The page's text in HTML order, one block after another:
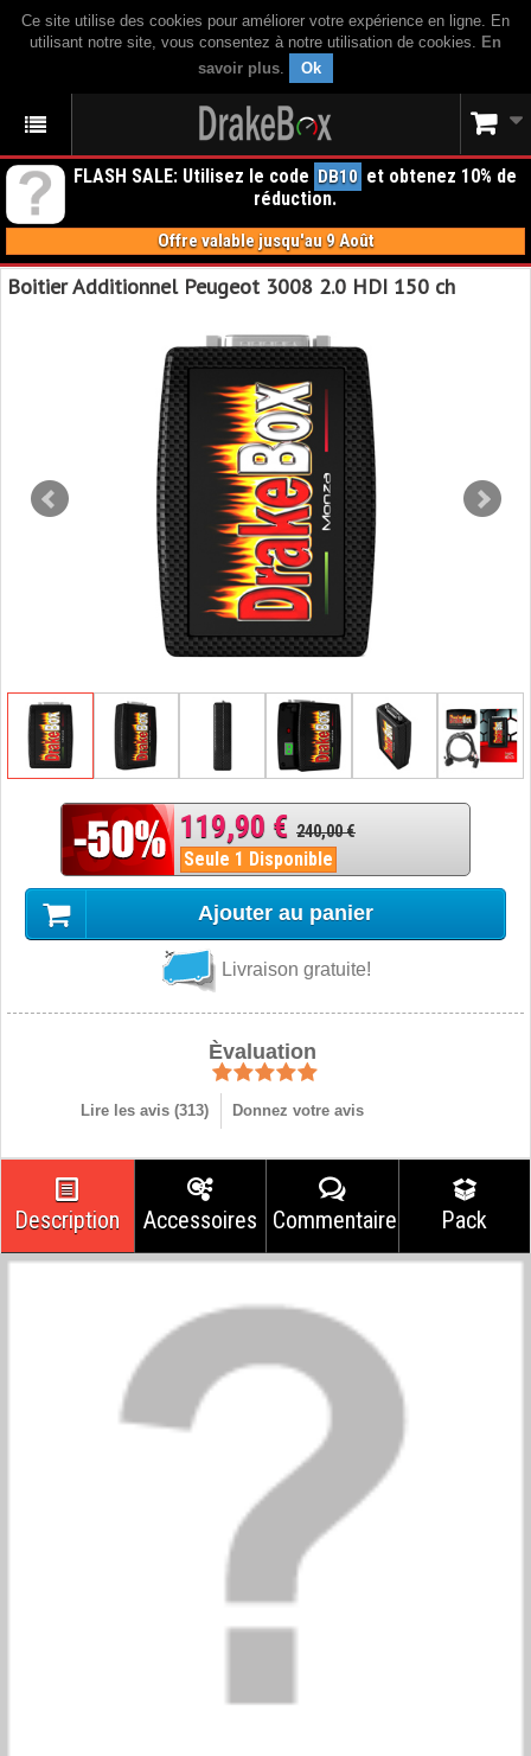
Ce site utilise des cookies pour améliorer votre expérience en ligne. En
utilisant notre site, vous consentez à notre utilisation de cookies. En
savoir plus. Ok
FLASH SALE: Utilisez le code DB10 et obtenez 10% de
réduction.
Offre valable jusqu'au 9 Août
Boitier Additionnel Peugeot 3008 2.0 HDI 150 ch
119,90 € 240,00 €
Seule 1 Disponible
Ajouter au panier
Livraison gratuite!
Èvaluation
Lire les avis (313) Donnez votre avis
Description Accessoires Commentaires Pack